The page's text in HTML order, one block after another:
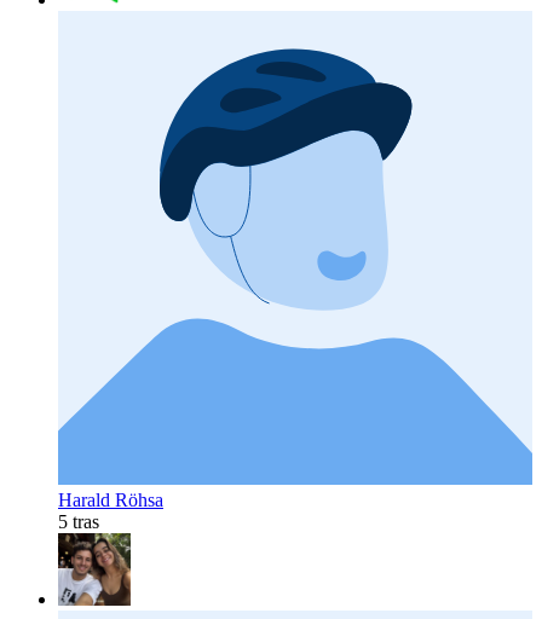
Harald Röhsa
5 tras